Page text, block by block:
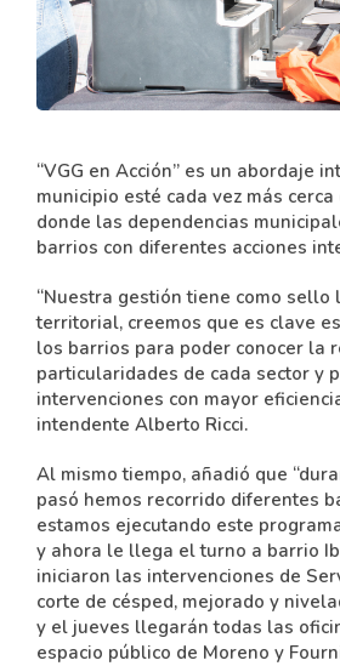
“VGG en Acción” es un abordaje
municipio esté cada vez más
donde las dependencias
barrios con diferentes acciones
“Nuestra gestión tiene como sello
territorial, creemos que es clave
los barrios para poder conocer la
particularidades de cada sector y
intervenciones con mayor
intendente Alberto Ricci.
Al mismo tiempo, añadió que
pasó hemos recorrido diferentes
estamos ejecutando este
y ahora le llega el turno a barrio
iniciaron las intervenciones de
corte de césped, mejorado y
y el jueves llegarán todas las
espacio público de Moreno y